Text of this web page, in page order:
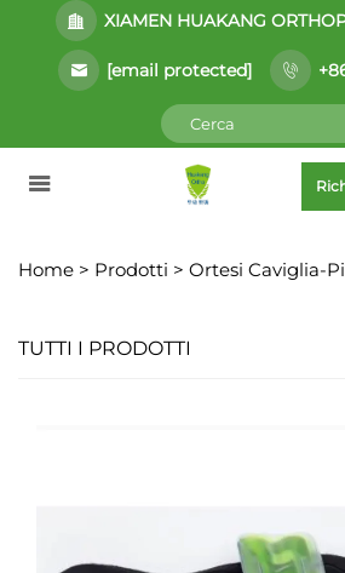
XIAMEN HUAKANG
[email protected]
Home > Prodotti > Ortesi Caviglia-
TUTTI I PRODOTTI